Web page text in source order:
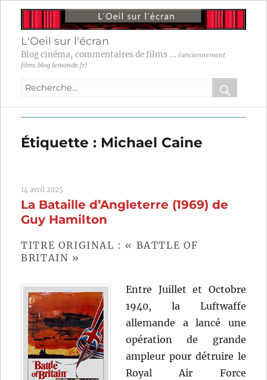
L'Oeil sur l'écran
Blog cinéma, commentaires de films ... (anciennement
films.blog.lemonde.fr)
Recherche
:
OK
Étiquette : Michael Caine
14 avril 2025
La Bataille d’Angleterre (1969) de
Guy Hamilton
TITRE ORIGINAL : « BATTLE OF
BRITAIN »
Entre Juillet et Octobre
1940, la Luftwaffe
allemande a lancé une
opération de grande
ampleur pour détruire le
Royal Air Force